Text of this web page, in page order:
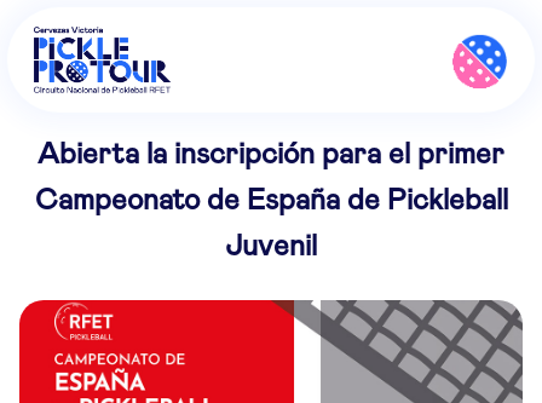
Abierta la inscripción para el primer
Campeonato de España de Pickleball
Juvenil